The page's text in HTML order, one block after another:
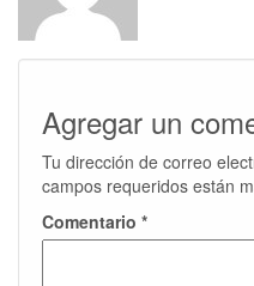
Agregar un
Tu dirección de correo
campos requeridos están
Comentario *